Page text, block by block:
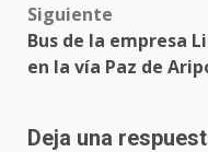
Siguiente
Bus de la empresa
en la vía Paz de
Deja una